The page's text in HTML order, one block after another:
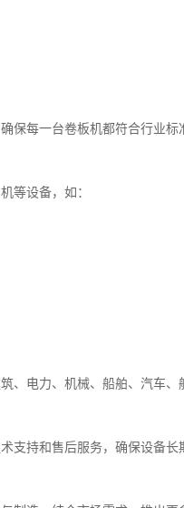
保每一台卷板机都符合行业
等设备，如：
、电力、机械、船舶、汽车
支持和售后服务，确保设备